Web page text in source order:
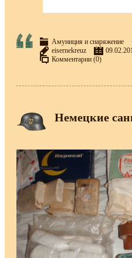
Амуниция и снаряжение
eisernekreuz
Комментарии (0)
Немецкие